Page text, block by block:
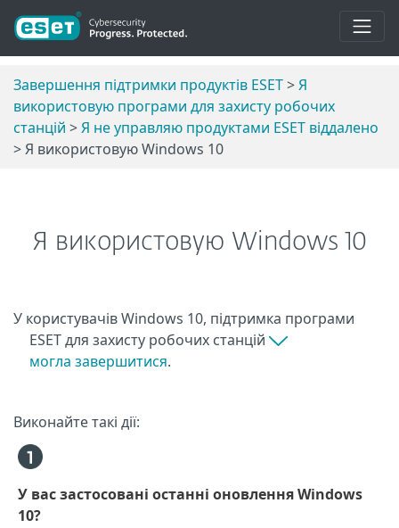
Завершення підтримки продуктів ESET>Я
використовую програми для захисту робочих
станцій >Я не управляю продуктами ESET віддалено
> Я використовую Windows 10
Я використовую Windows 10
У користувачів Windows 10, підтримка програми
ESET для захисту робочих станцій
могла завершитися.
Виконайте такі дії:
У вас застосовані останні оновлення Windows
10?